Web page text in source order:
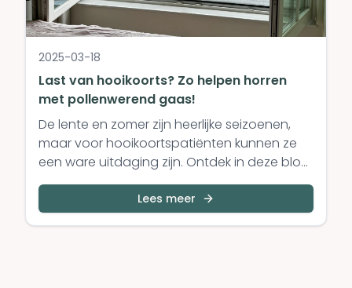
2025-03-18
Last van hooikoorts? Zo helpen horren
met pollenwerend gaas!
De lente en zomer zijn heerlijke seizoenen,
maar voor hooikoortspatiënten kunnen ze
een ware uitdaging zijn. Ontdek in deze blog
hoe horren met pollenwerend gaas je
kunnen helpen om van de frisse lucht te
genieten zonder last te hebben van pollen.
Lees meer